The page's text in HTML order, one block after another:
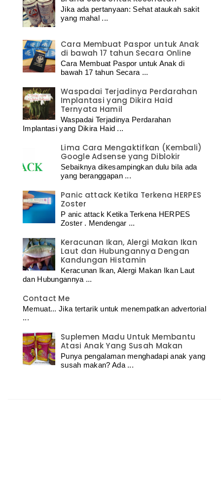
Jika ada pertanyaan: Sehat ataukah sakit
yang mahal ...
Cara Membuat Paspor untuk Anak
di bawah 17 tahun Secara Online
Cara Membuat Paspor untuk Anak di
bawah 17 tahun Secara ...
Waspadai Terjadinya Perdarahan
Implantasi yang Dikira Haid
Ternyata Hamil
Waspadai Terjadinya Perdarahan
Implantasi yang Dikira Haid ...
Lima Cara Mengaktifkan (Kembali)
Google Adsense yang Diblokir
Sebaiknya dikesampingkan dulu bila ada
yang beranggapan ...
Panic attack Ketika Terkena HERPES
Zoster
P anic attack Ketika Terkena HERPES
Zoster . Mendengar ...
Keracunan Ikan, Alergi Makan Ikan
Laut dan Hubungannya Dengan
Kandungan Histamin
Keracunan Ikan, Alergi Makan Ikan Laut
dan Hubungannya ...
Contact Me
Memuat... Jika tertarik untuk menempatkan advertorial
...
Suplemen Madu Untuk Membantu
Atasi Anak Yang Susah Makan
Punya pengalaman menghadapi anak yang
susah makan? Ada ...